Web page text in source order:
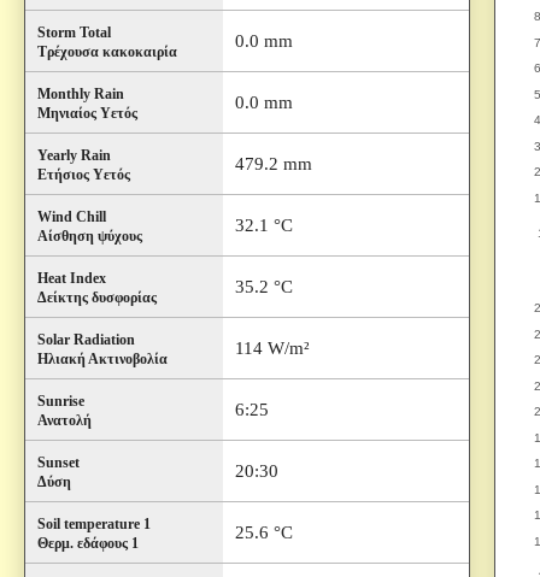
Storm Total
Τρέχουσα κακοκαιρία
0.0 mm
Monthly Rain
Μηνιαίος Υετός
0.0 mm
Yearly Rain
Ετήσιος Υετός
479.2 mm
Wind Chill
Αίσθηση ψύχους
32.1 °C
Heat Index
Δείκτης δυσφορίας
35.2 °C
Solar Radiation
Ηλιακή Ακτινοβολία
114 W/m²
Sunrise
Ανατολή
6:25
Sunset
Δύση
20:30
Soil temperature 1
Θερμ. εδάφους 1
25.6 °C